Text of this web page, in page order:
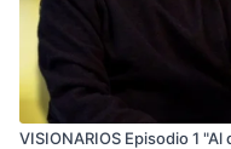
VISIONARIOS Episodio 1